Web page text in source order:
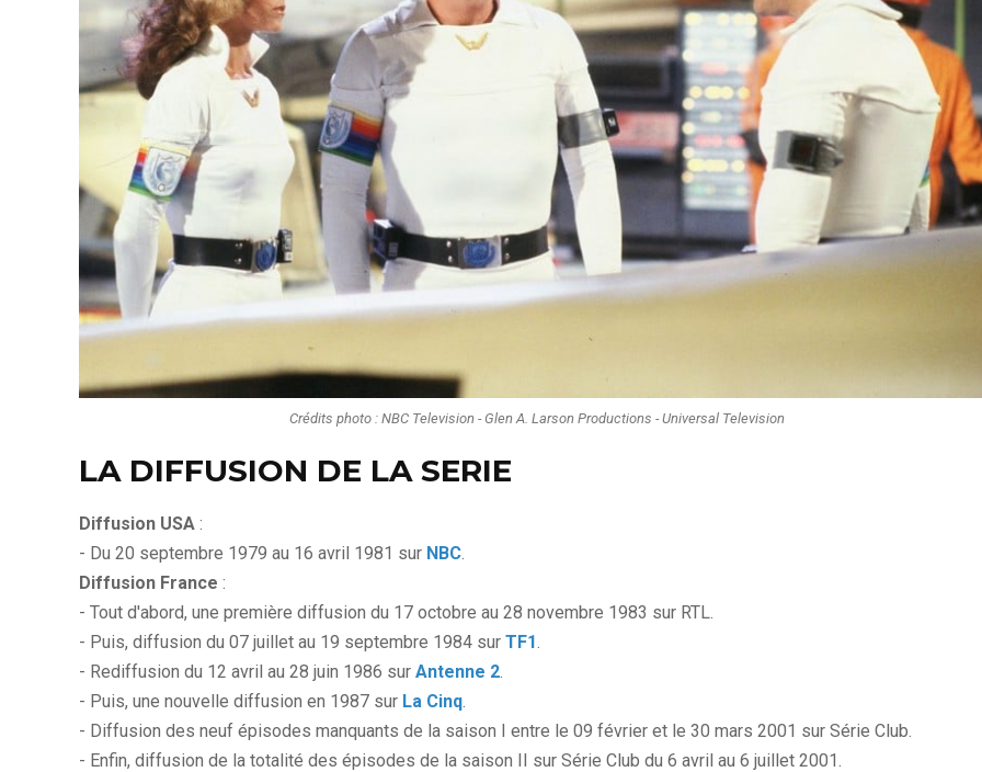
Crédits photo : NBC Television - Glen A. Larson Productions - Universal Television
LA DIFFUSION DE LA SERIE
Diffusion USA :
- Du 20 septembre 1979 au 16 avril 1981 sur NBC.
Diffusion France :
- Tout d'abord, une première diffusion du 17 octobre au 28 novembre 1983 sur RTL.
- Puis, diffusion du 07 juillet au 19 septembre 1984 sur TF1.
- Rediffusion du 12 avril au 28 juin 1986 sur Antenne 2.
- Puis, une nouvelle diffusion en 1987 sur La Cinq.
- Diffusion des neuf épisodes manquants de la saison I entre le 09 février et le 30 mars 2001 sur Série Club.
- Enfin, diffusion de la totalité des épisodes de la saison II sur Série Club du 6 avril au 6 juillet 2001.